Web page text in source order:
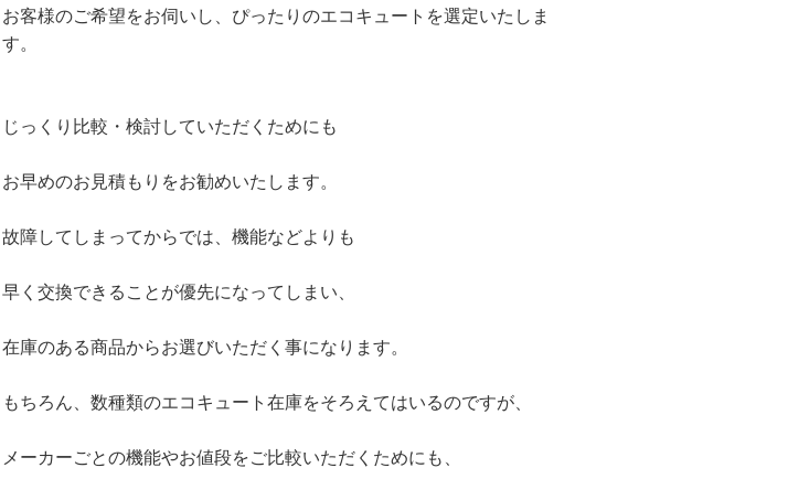
お客様のご希望をお伺いし、ぴったりのエコキュートを選定いたしま
す。
じっくり比較・検討していただくためにも
お早めのお見積もりをお勧めいたします。
故障してしまってからでは、機能などよりも
早く交換できることが優先になってしまい、
在庫のある商品からお選びいただく事になります。
もちろん、数種類のエコキュート在庫をそろえてはいるのですが、
メーカーごとの機能やお値段をご比較いただくためにも、